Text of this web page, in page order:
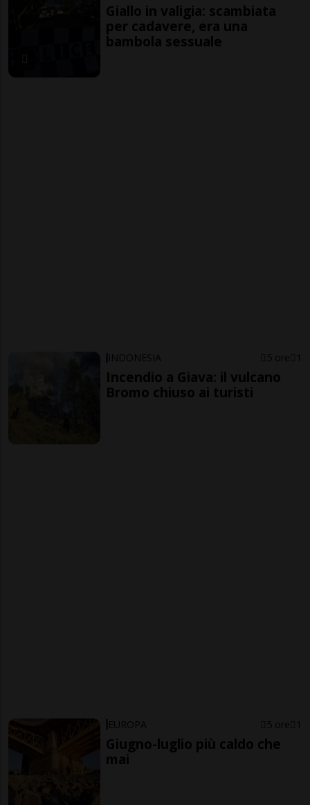
Giallo in valigia: scambiata
per cadavere, era una
bambola sessuale
INDONESIA 5 ore 1
Incendio a Giava: il vulcano
Bromo chiuso ai turisti
EUROPA 5 ore 1
Giugno-luglio più caldo che
mai